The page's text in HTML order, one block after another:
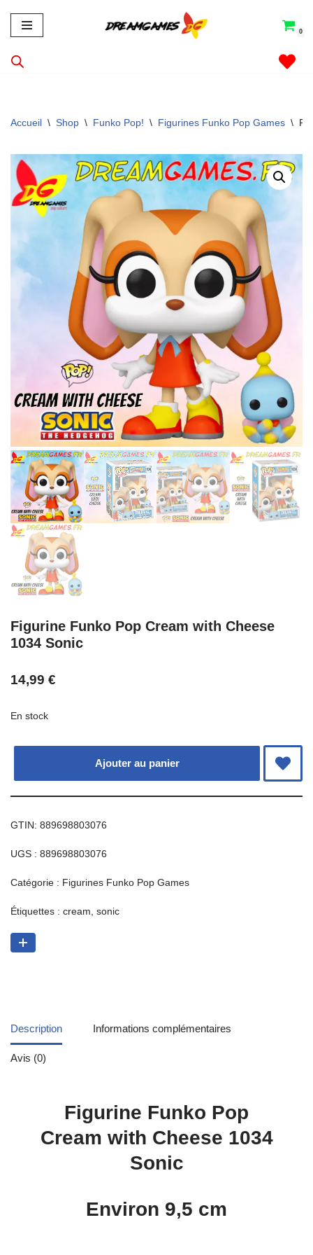
Aller
au
contenu
0
Accueil \ Shop \ Funko Pop! \ Figurines Funko Pop Games \
Figurine Funko Pop Cream with Cheese
1034 Sonic
14,99 €
En stock
Ajouter au panier
GTIN: 889698803076
UGS : 889698803076
Catégorie : Figurines Funko Pop Games
Étiquettes : cream sonic
Description Informations complémentaires
Avis (0)
Figurine Funko Pop
Cream with Cheese 1034
Sonic
Environ 9,5 cm